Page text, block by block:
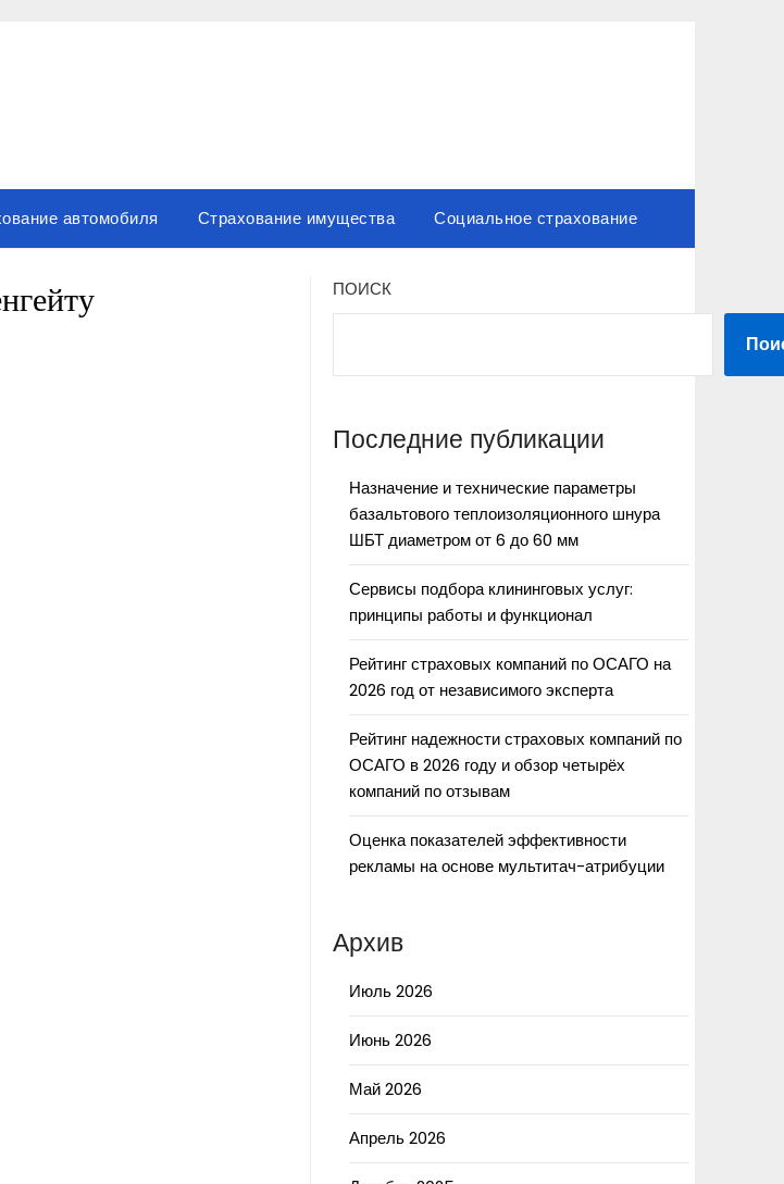
автомобиля Страхование имущества Социальное страхование
ПОИСК
Последние публикации
Назначение и технические параметры
базальтового теплоизоляционного шнура
ШБТ диаметром от 6 до 60 мм
Сервисы подбора клининговых услуг:
принципы работы и функционал
Рейтинг страховых компаний по ОСАГО на
2026 год от независимого эксперта
Рейтинг надежности страховых компаний по
ОСАГО в 2026 году и обзор четырёх
компаний по отзывам
Оценка показателей эффективности
рекламы на основе мультитач-атрибуции
Архив
Июль 2026
Июнь 2026
Май 2026
Апрель 2026